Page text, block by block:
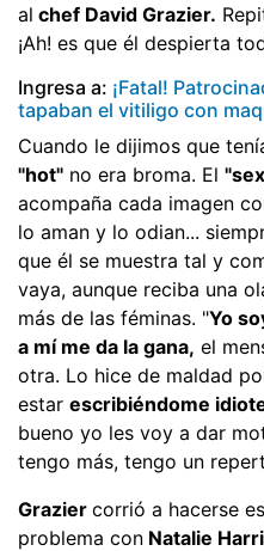
al chef David Grazier.
¡Ah! es que él despierta
Ingresa a: ¡Fatal!
tapaban el vitiligo con
Cuando le dijimos que
"hot" no era broma. El
acompaña cada imagen
lo aman y lo odian...
que él se muestra tal y
vaya, aunque reciba una
más de las féminas. "Yo
a mí me da la gana, el
otra. Lo hice de maldad
estar escribiéndome
bueno yo les voy a dar
tengo más, tengo un
Grazier corrió a hacerse
problema con Natalie